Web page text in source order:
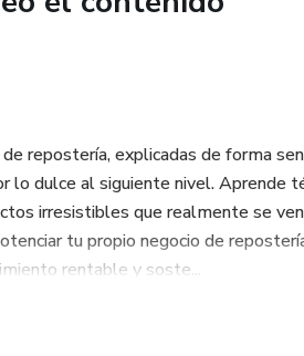
ni se hundan
vender sin miedo
profesional y ordenada
abres la puerta a infinitas
repostería, explicadas de forma
lo dulce al siguiente nivel. Aprende
irresistibles que realmente se
tu propio negocio de
rentable y soste...